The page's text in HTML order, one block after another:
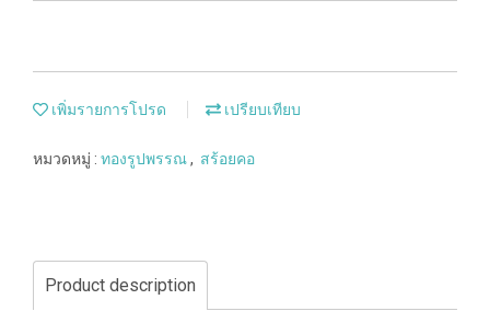
เพิ่มรายการโปรด เปรียบเทียบ
หมวดหมู่ : ทองรูปพรรณ, สร้อยคอ
Product description